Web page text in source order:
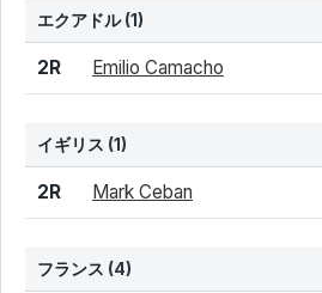
エクアドル(1)
結果 シード 選手名
2R Emilio Camacho
イギリス (1)
結果 シード 選手名
2R Mark Ceban
フランス (4)